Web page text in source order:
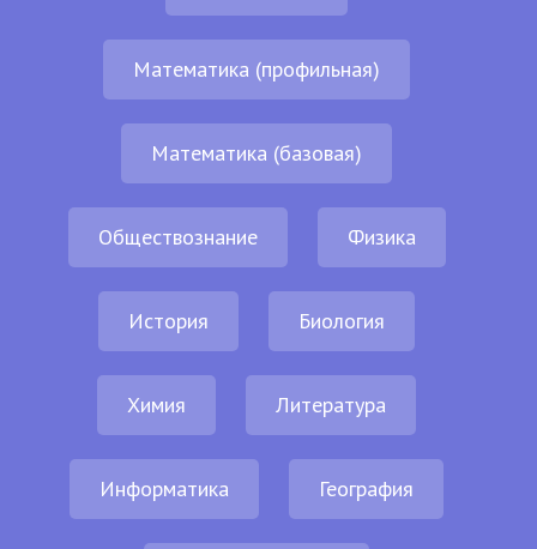
Математика (профильная)
Математика (базовая)
Обществознание Физика
История Биология
Химия Литература
Информатика География